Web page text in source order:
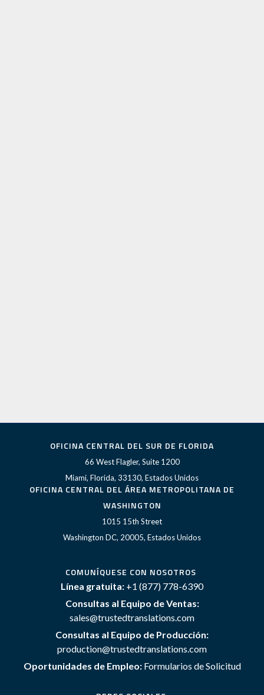
OFICINA CENTRAL DEL SUR DE FLORIDA
66 West Flagler, Suite 1200
Miami, Florida, 33130, Estados Unidos
OFICINA CENTRAL DEL ÁREA METROPOLITANA DE
WASHINGTON
1015 15th Street
Washington DC, 20005, Estados Unidos
COMUNÍQUESE CON NOSOTROS
Línea gratuita: +1 (877) 778-6390
Consultas al Equipo de Ventas:
sales@trustedtranslations.com
Consultas al Equipo de Producción:
production@trustedtranslations.com
Oportunidades de Empleo: Formularios de Solicitud